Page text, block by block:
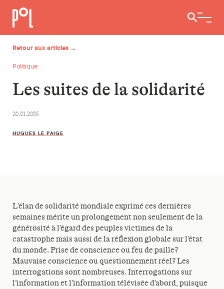
Ouvrir /
Retour aux articles →
Politique
Les suites de la solidarité
20.01.2005
HUGUES LE PAIGE
L’élan de solidarité mondiale exprimé ces dernières
semaines mérite un prolongement non seulement de la
générosité à l’égard des peuples victimes de la
catastrophe mais aussi de la réflexion globale sur l’état
du monde. Prise de conscience ou feu de paille?
Mauvaise conscience ou questionnement réel? Les
interrogations sont nombreuses. Interrogations sur
l’information et l’information télévisée d’abord, puisque